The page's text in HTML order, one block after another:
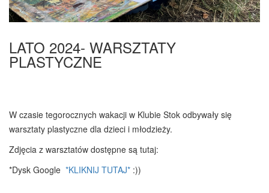
LATO 2024- WARSZTATY
PLASTYCZNE
W czasie tegorocznych wakacji w Klubie Stok odbywały się
warsztaty plastyczne dla dzieci i młodzieży.
Zdjęcia z warsztatów dostępne są tutaj:
*Dysk Google *KLIKNIJ TUTAJ* :))